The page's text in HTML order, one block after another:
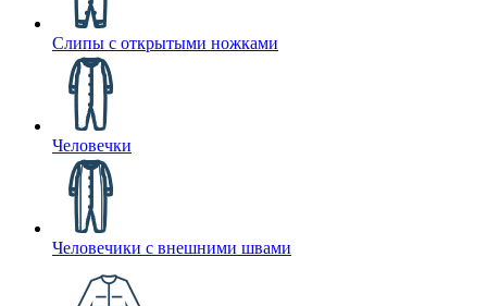
Слипы с открытыми ножками
Человечки
Человечики с внешними швами